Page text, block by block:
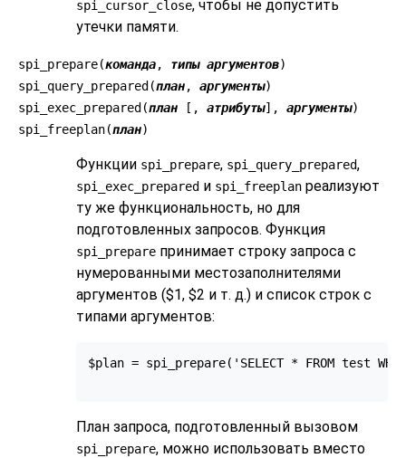
spi_cursor_close, чтобы не допустить
утечки памяти.
spi_prepare(команда, типы аргументов)
spi_query_prepared(план, аргументы)
spi_exec_prepared(план [, атрибуты], аргументы)
spi_freeplan(план)
Функции spi_prepare, spi_query_prepared,
spi_exec_prepared и spi_freeplan реализуют
ту же функциональность, но для
подготовленных запросов. Функция
spi_prepare принимает строку запроса с
нумерованными местозаполнителями
аргументов ($1, $2 и т. д.) и список строк с
типами аргументов:
$plan = spi_prepare('SELECT * FROM test
План запроса, подготовленный вызовом
spi_prepare, можно использовать вместо